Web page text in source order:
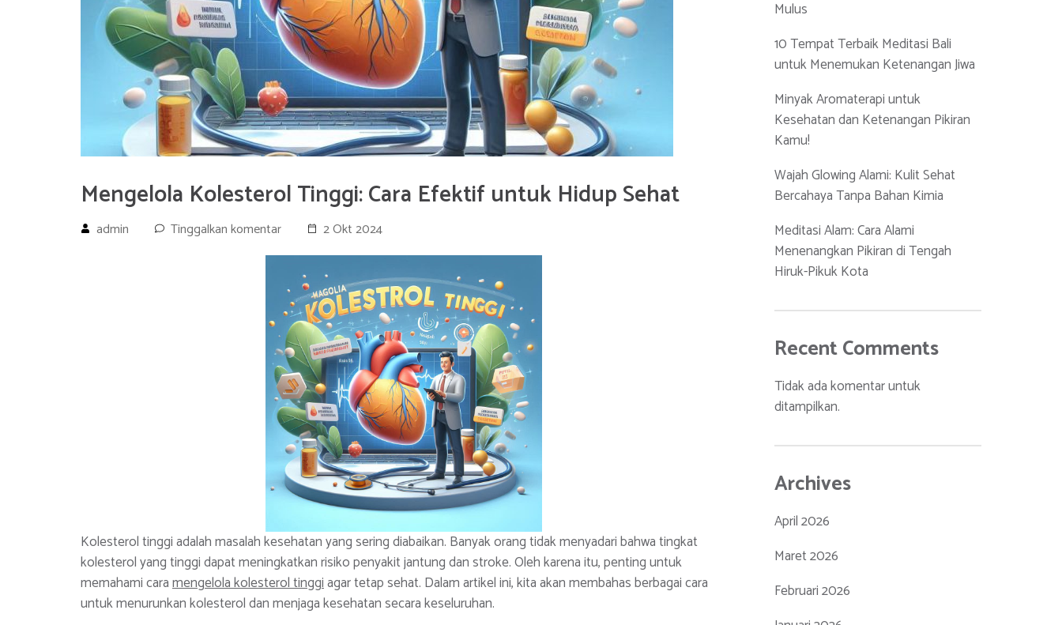
Mengelola Kolesterol Tinggi: Cara Efektif untuk Hidup Sehat
admin Tinggalkan komentar 2 Okt 2024
Kolesterol tinggi adalah masalah kesehatan yang sering diabaikan. Banyak orang tidak menyadari bahwa tingkat
kolesterol yang tinggi dapat meningkatkan risiko penyakit jantung dan stroke. Oleh karena itu, penting untuk
memahami caramengelola kolesterol tinggiagar tetap sehat. Dalam artikel ini, kita akan membahas berbagai cara
untuk menurunkan kolesterol dan menjaga kesehatan secara keseluruhan.
Mulus
10 Tempat Terbaik Meditasi Bali
untuk Menemukan Ketenangan Jiwa
Minyak Aromaterapi untuk
Kesehatan dan Ketenangan Pikiran
Kamu!
Wajah Glowing Alami: Kulit Sehat
Bercahaya Tanpa Bahan Kimia
Meditasi Alam: Cara Alami
Menenangkan Pikiran di Tengah
Hiruk-Pikuk Kota
Recent Comments
Tidak ada komentar untuk
ditampilkan.
Archives
April 2026
Maret 2026
Februari 2026